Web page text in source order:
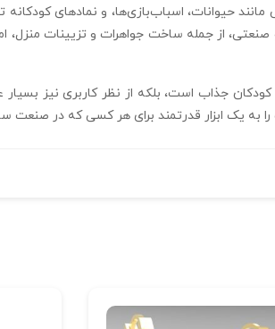
حیوانات، اسباب‌بازی‌ها، و نمادهای
از جمله ساخت جواهرات و تزیینات
کودکان جذاب است، بلکه از نظر کاربری نیز
به یک ابزار قدرتمند برای هر کسی که در صنعت